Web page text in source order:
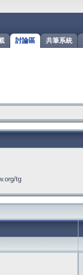
共筆系統
討論區
tg